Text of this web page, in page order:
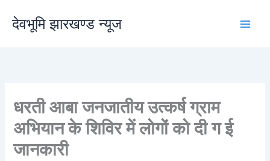
content
देवभूमि झारखण्ड न्यूज
धरती आबा जनजातीय उत्कर्ष ग्राम
अभियान के शिविर में लोगों को दी ग ई
जानकारी